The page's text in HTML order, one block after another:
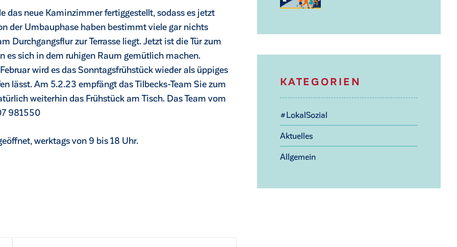
das neue Kaminzimmer fertiggestellt, sodass es jetzt
der Umbauphase haben bestimmt viele gar nichts
zur Terrasse liegt. Jetzt ist die Tür zum
sich in dem ruhigen Raum gemütlich machen.
wird es das Sonntagsfrühstück wieder als üppiges
lässt. Am 5.2.23 empfängt das Tilbecks-Team Sie zum
weiterhin das Frühstück am Tisch. Das Team vom
981550
werktags von 9 bis 18 Uhr.
KATEGORIEN
#LokalSozial
Aktuelles
Allgemein